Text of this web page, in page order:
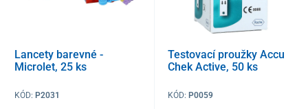
Lancety barevné -
Microlet, 25 ks
KÓD: P2031
Testovací proužky Accu
Chek Active, 50 ks
KÓD: P0059